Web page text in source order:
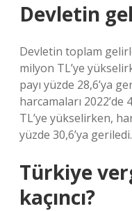
Devletin
Devletin toplam
milyon TL’ye
payı yüzde 28,6’ya
harcamaları
TL’ye yükselirken,
yüzde 30,6’ya geriledi.
Türkiye
kaçıncı?